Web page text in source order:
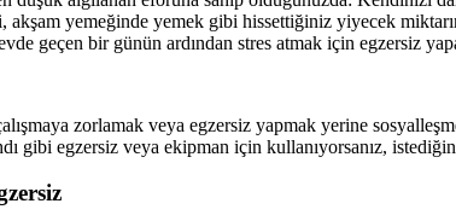
akşam yemeğinde yemek gibi hissettiğiniz yiyecek
geçen bir günün ardından stres atmak için egzersiz
zorlamak veya egzersiz yapmak yerine
gibi egzersiz veya ekipman için kullanıyorsanız,